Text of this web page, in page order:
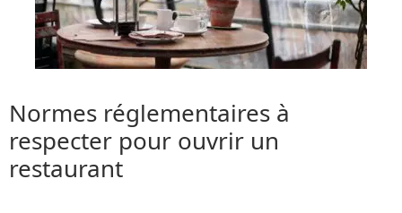
Normes réglementaires à
respecter pour ouvrir un
restaurant